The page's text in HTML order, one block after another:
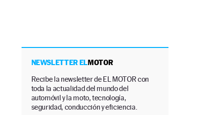
NEWSLETTER ELMOTOR
Recibe la newsletter de EL MOTOR con
toda la actualidad del mundo del
automóvil y la moto, tecnología,
seguridad, conducción y eficiencia.